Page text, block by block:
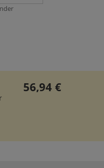
56,94 €